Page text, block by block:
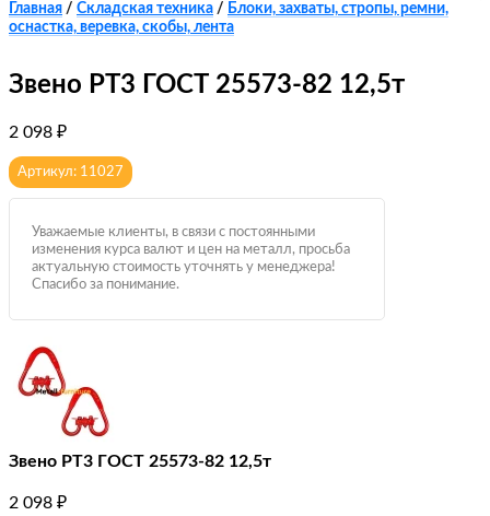
Главная / Складская техника / Блоки, захваты, стропы, ремни,
оснастка, веревка, скобы, лента
Звено РТ3 ГОСТ 25573-82 12,5т
2 098 ₽
Артикул: 11027
Уважаемые клиенты, в связи с постоянными
изменения курса валют и цен на металл, просьба
актуальную стоимость уточнять у менеджера!
Спасибо за понимание.
Звено РТ3 ГОСТ 25573-82 12,5т
2 098 ₽